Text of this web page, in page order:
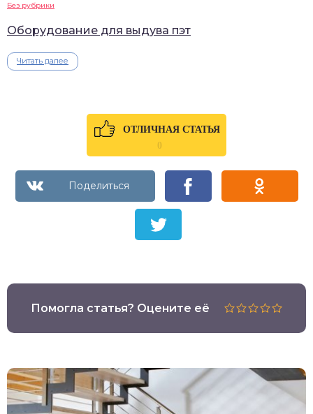
Без рубрики
Оборудование для выдува пэт
Читать далее
ОТЛИЧНАЯ СТАТЬЯ
0
Помогла статья? Оцените её